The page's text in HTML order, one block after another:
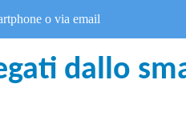
o via email
dallo